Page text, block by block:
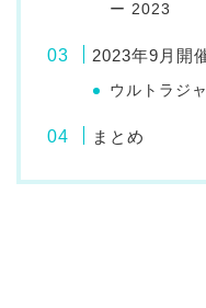
ー 2023
2023年9月開
ウルトラジ
まとめ